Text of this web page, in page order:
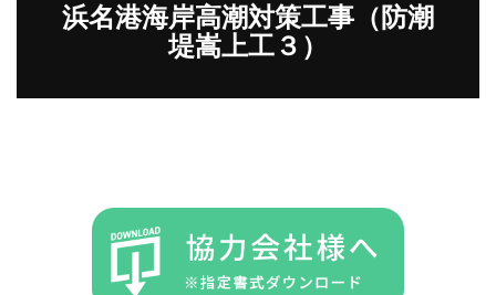
浜名港海岸高潮対策工事（防潮
堤嵩上工３）